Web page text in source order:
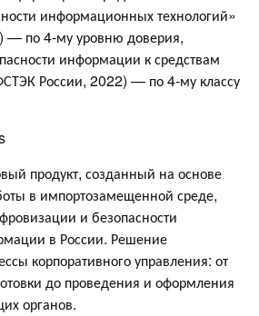
информационных технологий»
— по 4-му уровню доверия,
информации к средствам
России, 2022) — по 4-му классу
продукт, созданный на основе
в импортозамещенной среде,
и безопасности
в России. Решение
корпоративного управления: от
до проведения и оформления
органов.